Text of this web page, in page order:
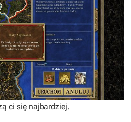
ci się najbardziej.